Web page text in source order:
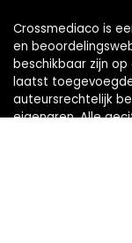
Crossmediaco is
en
beschikbaar zijn
laatst
auteursrechtelijk
eigenaren. Alle